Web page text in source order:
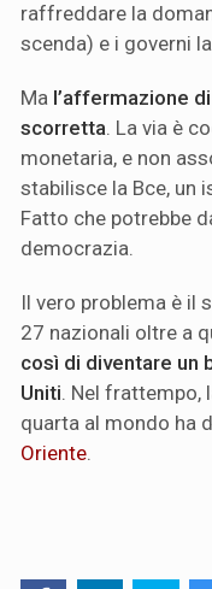
raffreddare la
scenda) e i governi
Ma l’affermazione
scorretta. La via è
monetaria, e non
stabilisce la Bce, un
Fatto che potrebbe
democrazia.
Il vero problema è il
27 nazionali oltre a
così di diventare un
Uniti. Nel frattempo,
quarta al mondo ha
Oriente.